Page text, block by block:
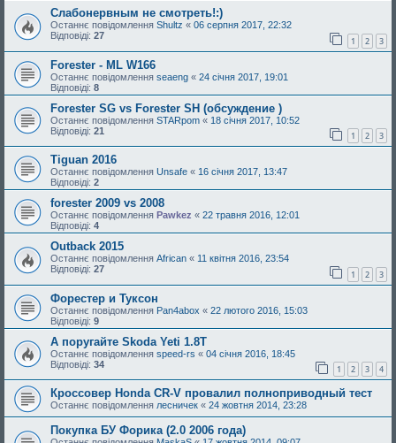
Слабонервным не смотреть!:)
Останнє повідомлення Shultz « 06 серпня 2017, 22:32
Відповіді: 27 1 2 3
Forester - ML W166
Останнє повідомлення seaeng « 24 січня 2017, 19:01
Відповіді: 8
Forester SG vs Forester SH (обсуждение )
Останнє повідомлення STARpom « 18 січня 2017, 10:52
Відповіді: 21 1 2 3
Tiguan 2016
Останнє повідомлення Unsafe « 16 січня 2017, 13:47
Відповіді: 2
forester 2009 vs 2008
Останнє повідомлення Pawkez « 22 травня 2016, 12:01
Відповіді: 4
Outback 2015
Останнє повідомлення African « 11 квітня 2016, 23:54
Відповіді: 27 1 2 3
Форестер и Туксон
Останнє повідомлення Pan4abox « 22 лютого 2016, 15:03
Відповіді: 9
А поругайте Skoda Yeti 1.8T
Останнє повідомлення speed-rs « 04 січня 2016, 18:45
Відповіді: 34 1 2 3 4
Кроссовер Honda CR-V провалил полноприводный тест
Останнє повідомлення лесничек « 24 жовтня 2014, 23:28
Покупка БУ Форика (2.0 2006 года)